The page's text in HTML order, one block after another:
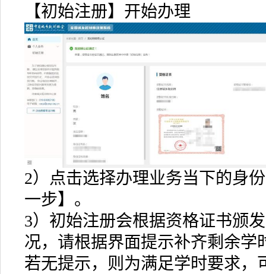
【初始注册】开始办理
2）点击选择办理业务当下的身
一步】。
3）初始注册会根据资格证书颁
况，请根据界面提示补齐剩余学
若无提示，则为满足学时要求，